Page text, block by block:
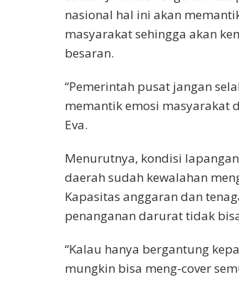
nasional hal ini akan
masyarakat sehingga akan
besaran.
“Pemerintah pusat jangan
memantik emosi masyarakat
Eva.
Menurutnya, kondisi
daerah sudah kewalahan
Kapasitas anggaran dan
penanganan darurat tidak
“Kalau hanya bergantung
mungkin bisa meng-cover